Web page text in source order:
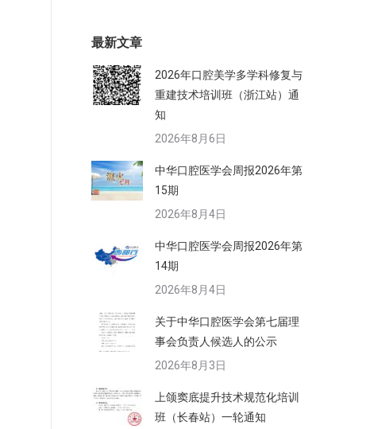
最新文章
2026年口腔美学多学科修复与
重建技术培训班（浙江站）通
知
2026年8月6日
中华口腔医学会周报2026年第
15期
2026年8月4日
中华口腔医学会周报2026年第
14期
2026年8月4日
关于中华口腔医学会第七届理
事会负责人候选人的公示
2026年8月3日
上颌窦底提升技术规范化培训
班（长春站）一轮通知